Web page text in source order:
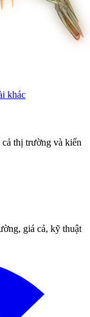
khác
thị trường và kiến
giá cả, kỹ thuật